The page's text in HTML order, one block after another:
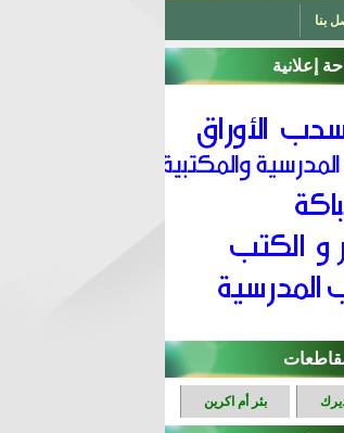
بنا
إعلانية
بئر أم اكرين